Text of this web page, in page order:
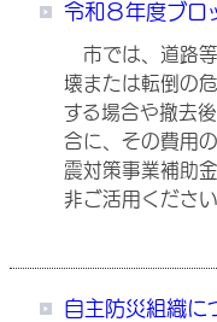
令和８年度ブロ
市では、道路等
壊または転倒の
する場合や撤去
合に、その費用
震対策事業補助
非ご活用ください
自主防災組織に